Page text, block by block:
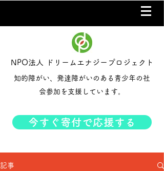
NPO法人 ドリームエナジープロジェクト
知的障がい、発達障がいのある青少年の社
会参加を支援しています。
今すぐ寄付で応援する
記事